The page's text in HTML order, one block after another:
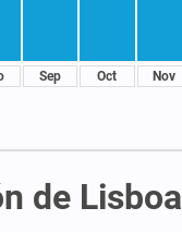
Sep Oct Nov
de Lisboa